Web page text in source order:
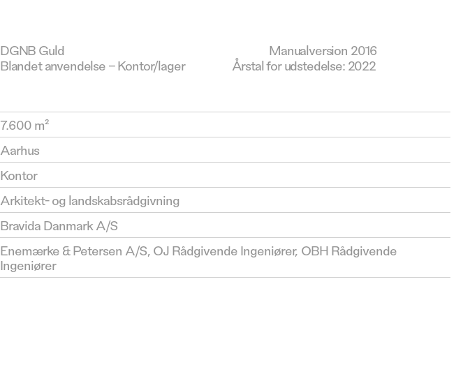
DGNB Guld
Blandet anvendelse – Kontor/lager
Manualversion 2016
Årstal for udstedelse: 2022
7.600 m²
Aarhus
Kontor
Arkitekt- og landskabsrådgivning
Bravida Danmark A/S
Enemærke & Petersen A/S, OJ Rådgivende Ingeniører, OBH Rådgivende
Ingeniører